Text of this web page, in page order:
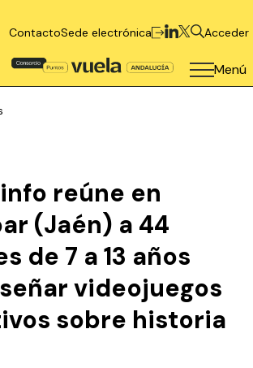
ContactoSede electrónica Acceder
Menú
reúne en
(Jaén) a 44
de 7 a 13 años
videojuegos
sobre historia